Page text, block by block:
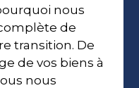
nous
de
transition. De
de vos biens à
nous